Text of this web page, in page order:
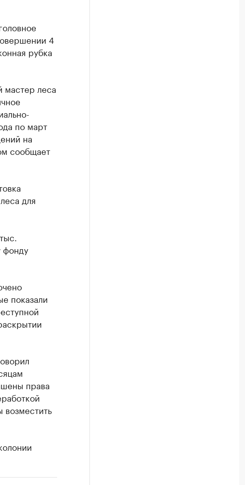
4
рубка
мастер леса
по март
на
сообщает
для
фонду
показали
права